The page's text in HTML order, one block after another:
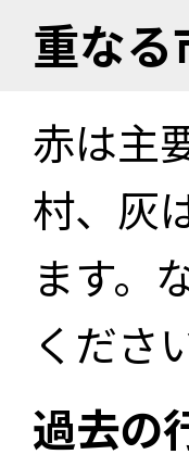
重な
赤は主
村、灰
ます。
くださ
過去の